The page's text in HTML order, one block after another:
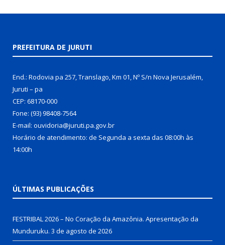
PREFEITURA DE JURUTI
End.: Rodovia pa 257, Translago, Km 01, Nº S/n Nova Jerusalém,
Juruti – pa
CEP: 68170-000
Fone: (93) 98408-7564
E-mail: ouvidoria@juruti.pa.gov.br
Horário de atendimento: de Segunda a sexta das 08:00h às
14:00h
ÚLTIMAS PUBLICAÇÕES
FESTRIBAL 2026 – No Coração da Amazônia. Apresentação da
Munduruku. 3 de agosto de 2026